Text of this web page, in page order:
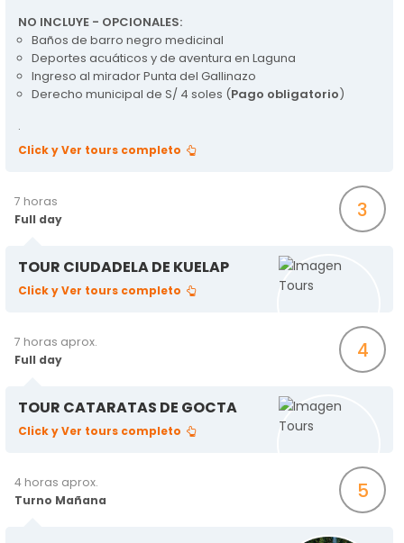
NO INCLUYE - OPCIONALES:
Baños de barro negro medicinal
Deportes acuáticos y de aventura en Laguna
Ingreso al mirador Punta del Gallinazo
Derecho municipal de S/ 4 soles (Pago obligatorio)
.
Click y Ver tours completo
7 horas
Full day
3
TOUR CIUDADELA DE KUELAP
Click y Ver tours completo
7 horas aprox.
Full day
4
TOUR CATARATAS DE GOCTA
Click y Ver tours completo
4 horas aprox.
Turno Mañana
5